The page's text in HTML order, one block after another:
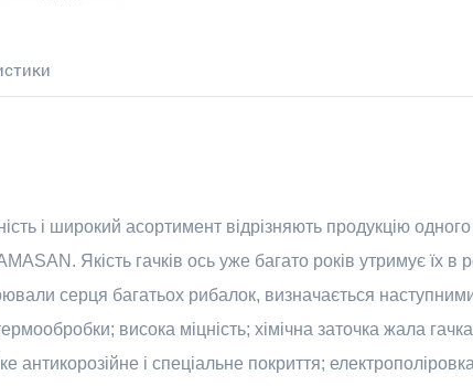
і широкий асортимент відрізняють продукцію
Якість гачків ось уже багато років утримує їх в
серця багатьох рибалок, визначається
висока міцність; хімічна заточка жала
антикорозійне і спеціальне покриття;